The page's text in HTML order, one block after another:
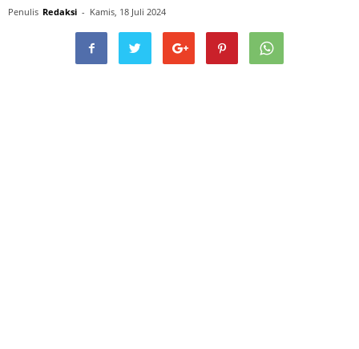
Penulis Redaksi - Kamis, 18 Juli 2024